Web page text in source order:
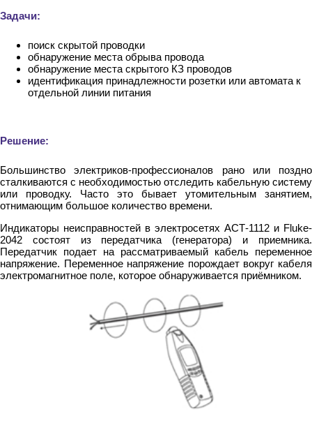
Задачи:
поиск скрытой проводки
обнаружение места обрыва провода
обнаружение места скрытого КЗ проводов
идентификация принадлежности розетки или автомата к
отдельной линии питания
Решение:
Большинство электриков-профессионалов рано или поздно
сталкиваются с необходимостью отследить кабельную систему
или проводку. Часто это бывает утомительным занятием,
отнимающим большое количество времени.
Индикаторы неисправностей в электросетях АСТ-1112 и Fluke-
2042 состоят из передатчика (генератора) и приемника.
Передатчик подает на рассматриваемый кабель переменное
напряжение. Переменное напряжение порождает вокруг кабеля
электромагнитное поле, которое обнаруживается приёмником.